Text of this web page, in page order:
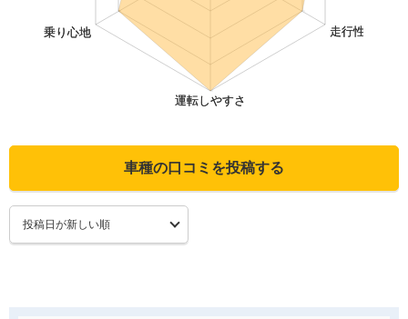
車種の口コミを投稿する